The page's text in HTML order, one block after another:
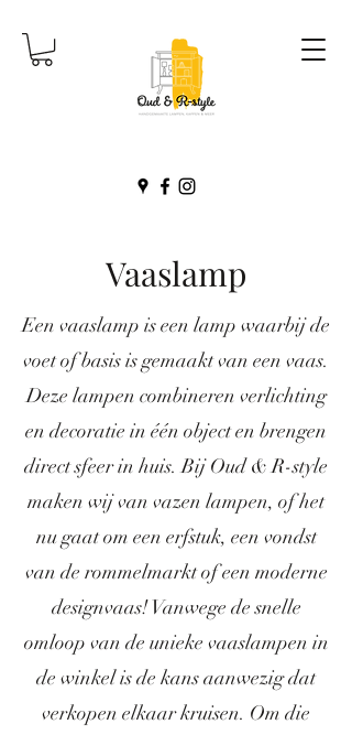
Vaaslamp
Een vaaslamp is een lamp waarbij de
voet of basis is gemaakt van een vaas.
Deze lampen combineren verlichting
en decoratie in één object en brengen
direct sfeer in huis. Bij Oud & R-style
maken wij van vazen lampen, of het
nu gaat om een erfstuk, een vondst
van de rommelmarkt of een moderne
designvaas! Vanwege de snelle
omloop van de unieke vaaslampen in
de winkel is de kans aanwezig dat
verkopen elkaar kruisen. Om die